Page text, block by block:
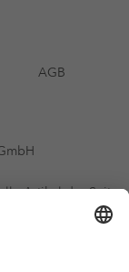
AGB
Artikel der Seite
die in den AGB